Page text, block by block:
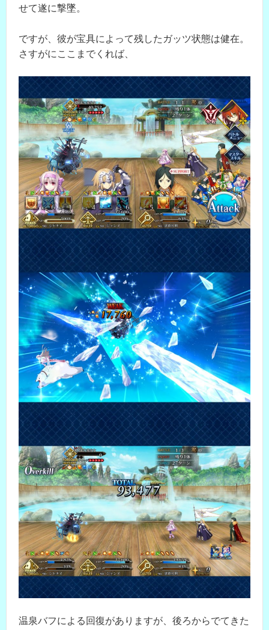
せて遂に撃墜。
ですが、彼が宝具によって残したガッツ状態は健在。
さすがにここまでくれば、
温泉バフによる回復がありますが、後ろからでてきた